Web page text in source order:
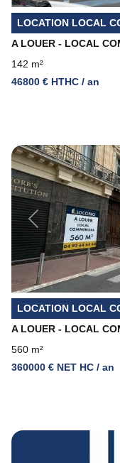
LOCATION LOCAL
A LOUER - LOCAL
142 m²
46800 € HTHC / an
Previous
LOCATION LOCAL
A LOUER - LOCAL
560 m²
360000 € NET HC / an